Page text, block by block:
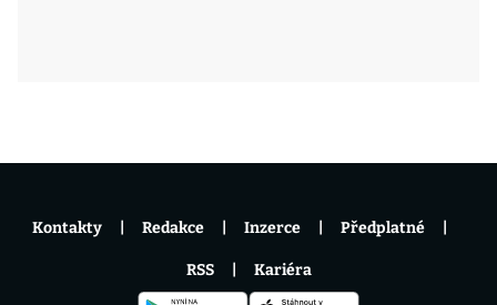
Kontakty Redakce Inzerce Předplatné
RSS Kariéra